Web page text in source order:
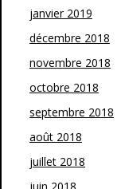
janvier 2019
décembre 2018
novembre 2018
octobre 2018
septembre 2018
août 2018
juillet 2018